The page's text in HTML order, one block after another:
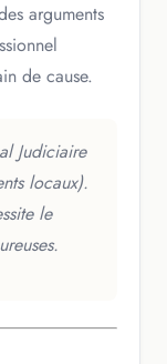
arguments
de cause.
Judiciaire
locaux).
le